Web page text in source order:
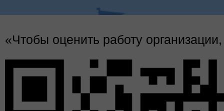
«Чтобы оценить работу
Понедельник начинается с книг
Куда
На